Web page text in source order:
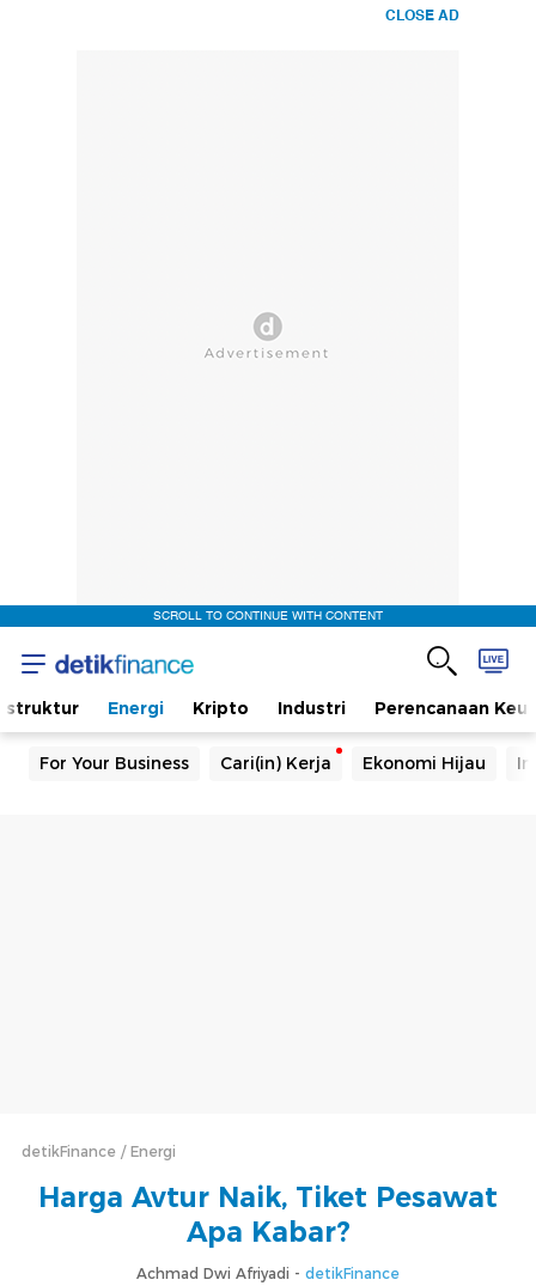
CLOSE AD
SCROLL TO CONTINUE WITH CONTENT
Energi Kripto Industri Perencanaan
For Your Business Cari(in) Kerja Ekonomi Hijau
detikFinance Energi
Harga Avtur Naik, Tiket Pesawat
Apa Kabar?
Achmad Dwi Afriyadi - detikFinance